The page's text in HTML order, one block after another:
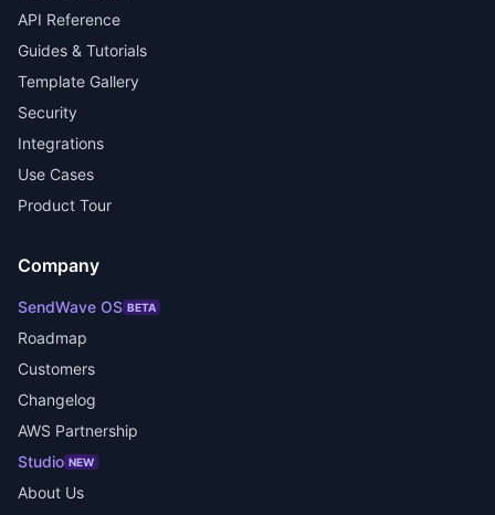
API Reference
Guides & Tutorials
Template Gallery
Security
Integrations
Use Cases
Product Tour
Company
SendWave OS BETA
Roadmap
Customers
Changelog
AWS Partnership
Studio NEW
About Us